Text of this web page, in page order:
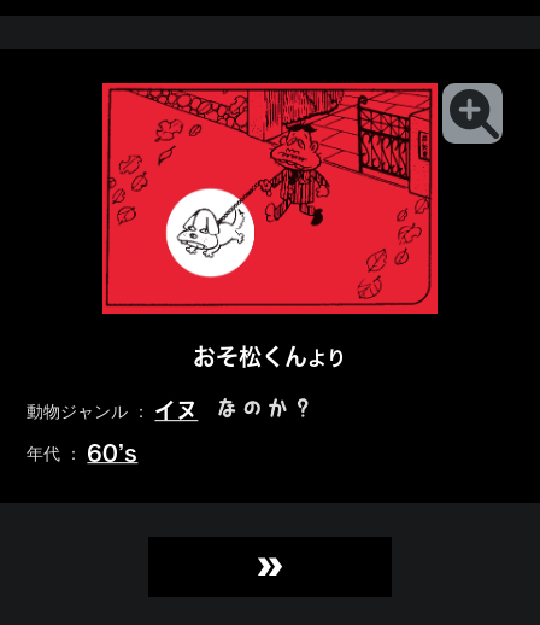
おそ松くんより
動物ジャンル ： イヌ なのか？
年代 ： 60’s
»